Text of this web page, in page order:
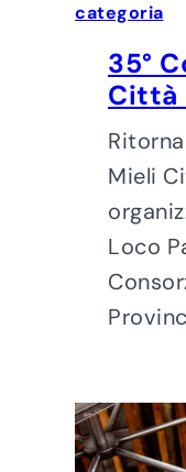
categoria
35°
Città
Mieli
Loco